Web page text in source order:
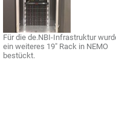
Für die de.NBI-Infrastruktur
ein weiteres 19" Rack in NEMO
bestückt.